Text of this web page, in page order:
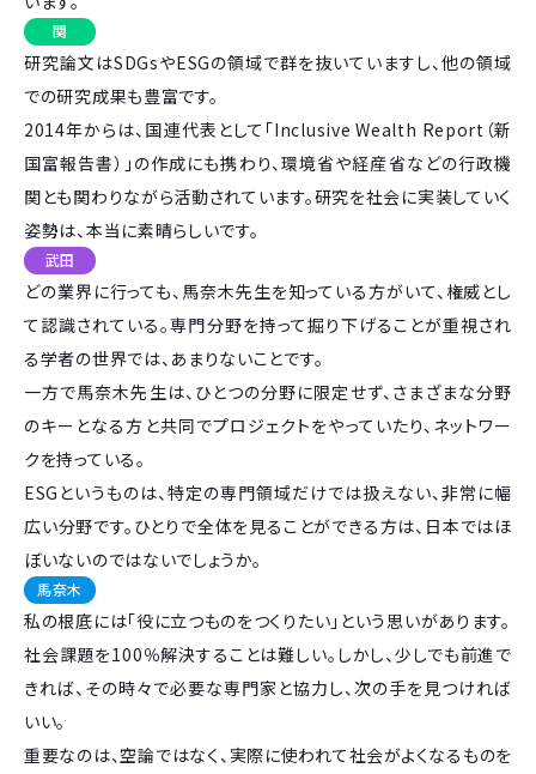
関
研究論文はSDGsやESGの領域で群を抜いていますし、他の領域
での研究成果も豊富です。
2014年からは、国連代表として「Inclusive Wealth Report（新
国富報告書）」の作成にも携わり、環境省や経産省などの行政機
関とも関わりながら活動されています。研究を社会に実装していく
姿勢は、本当に素晴らしいです。
武田
どの業界に行っても、馬奈木先生を知っている方がいて、権威とし
て認識されている。専門分野を持って掘り下げることが重視され
る学者の世界では、あまりないことです。
一方で馬奈木先生は、ひとつの分野に限定せず、さまざまな分野
のキーとなる方と共同でプロジェクトをやっていたり、ネットワー
クを持っている。
ESGというものは、特定の専門領域だけでは扱えない、非常に幅
広い分野です。ひとりで全体を見ることができる方は、日本ではほ
ぼいないのではないでしょうか。
馬奈木
私の根底には「役に立つものをつくりたい」という思いがあります。
社会課題を100％解決することは難しい。しかし、少しでも前進で
きれば、その時々で必要な専門家と協力し、次の手を見つければ
いい。
重要なのは、空論ではなく、実際に使われて社会がよくなるものを